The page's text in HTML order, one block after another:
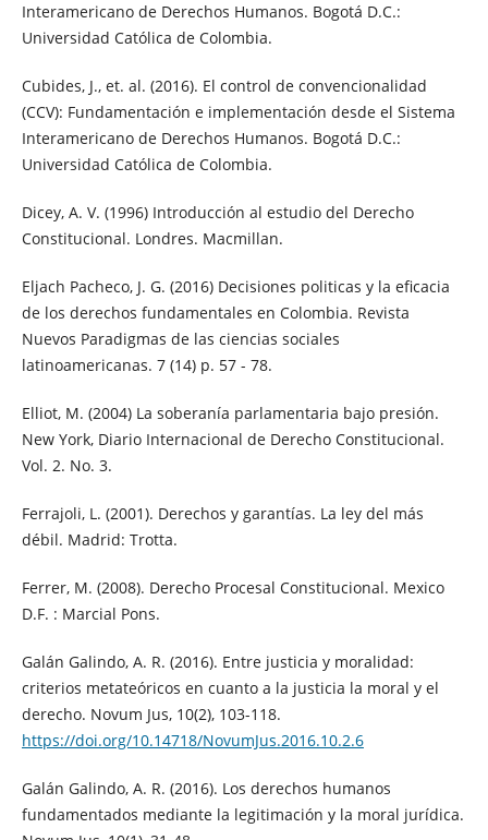
Interamericano de Derechos Humanos. Bogotá D.C.:
Universidad Católica de Colombia.
Cubides, J., et. al. (2016). El control de convencionalidad
(CCV): Fundamentación e implementación desde el Sistema
Interamericano de Derechos Humanos. Bogotá D.C.:
Universidad Católica de Colombia.
Dicey, A. V. (1996) Introducción al estudio del Derecho
Constitucional. Londres. Macmillan.
Eljach Pacheco, J. G. (2016) Decisiones politicas y la eficacia
de los derechos fundamentales en Colombia. Revista
Nuevos Paradigmas de las ciencias sociales
latinoamericanas. 7 (14) p. 57 - 78.
Elliot, M. (2004) La soberanía parlamentaria bajo presión.
New York, Diario Internacional de Derecho Constitucional.
Vol. 2. No. 3.
Ferrajoli, L. (2001). Derechos y garantías. La ley del más
débil. Madrid: Trotta.
Ferrer, M. (2008). Derecho Procesal Constitucional. Mexico
D.F. : Marcial Pons.
Galán Galindo, A. R. (2016). Entre justicia y moralidad:
criterios metateóricos en cuanto a la justicia la moral y el
derecho. Novum Jus, 10(2), 103-118.
https://doi.org/10.14718/NovumJus.2016.10.2.6
Galán Galindo, A. R. (2016). Los derechos humanos
fundamentados mediante la legitimación y la moral jurídica.